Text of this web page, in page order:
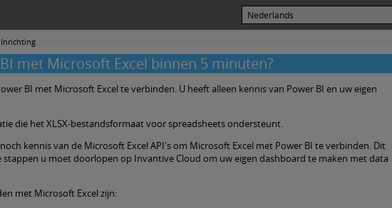
Inrichting
met Microsoft Excel binnen 5 minuten?
BI met Microsoft Excel te verbinden. U heeft alleen kennis van Power BI en uw eigen
die het XLSX-bestandsformaat voor spreadsheets ondersteunt.
kennis van de Microsoft Excel API's om Microsoft Excel met Power BI te verbinden. Dit
u moet doorlopen op Invantive Cloud om uw eigen dashboard te maken met data
met Microsoft Excel zijn: